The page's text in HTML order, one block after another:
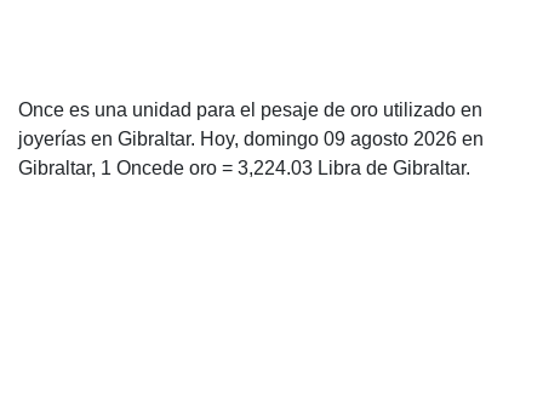
Once es una unidad para el pesaje de oro utilizado en
joyerías en Gibraltar. Hoy, domingo 09 agosto 2026 en
Gibraltar, 1 Oncede oro = 3,224.03 Libra de Gibraltar.